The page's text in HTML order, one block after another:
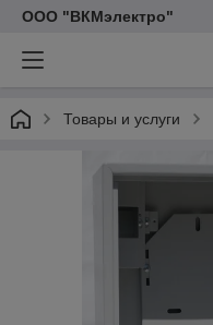
ООО "ВКМэлектро"
Товары и услуги